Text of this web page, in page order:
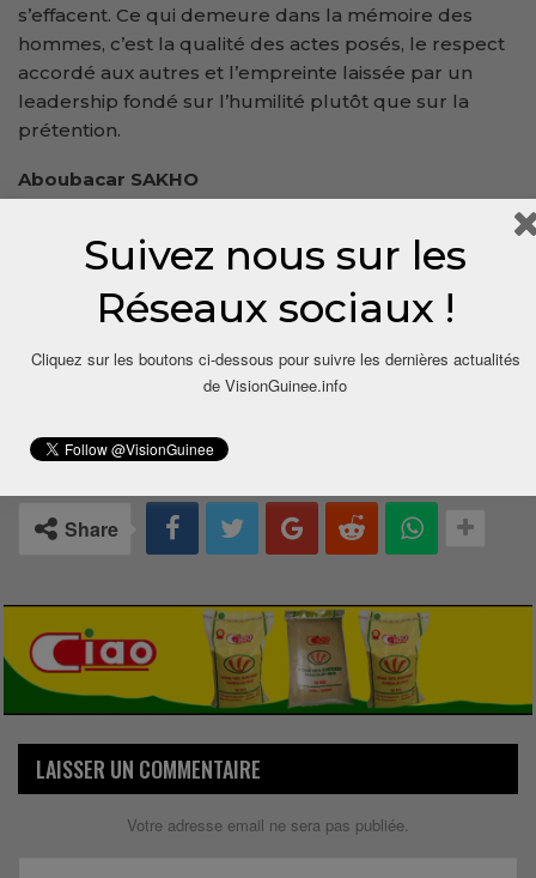
s’effacent. Ce qui demeure dans la mémoire des
hommes, c’est la qualité des actes posés, le respect
accordé aux autres et l’empreinte laissée par un
leadership fondé sur l’humilité plutôt que sur la
prétention.
Aboubacar SAKHO
0
Share
LAISSER UN COMMENTAIRE
Votre adresse email ne sera pas publiée.
Suivez nous sur les
Réseaux sociaux !
Cliquez sur les boutons ci-dessous pour suivre les dernières actualités
de VisionGuinee.info